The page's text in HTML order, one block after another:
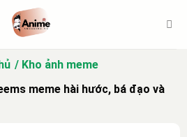
Kho ảnh meme
meme hài hước, bá đạo và